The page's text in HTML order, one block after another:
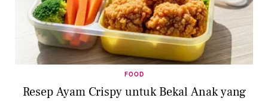
FOOD
Resep Ayam Crispy untuk Bekal Anak yang